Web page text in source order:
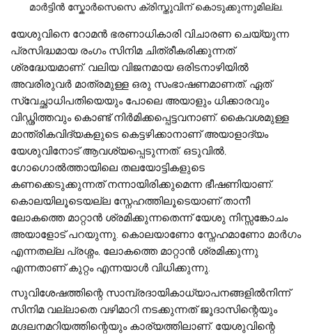
മാർട്ടിൻ സ്കോർസെസെ ക്രിസ്തുവിന് കൊടുക്കുന്നുമില്ല.
യേശുവിനെ റോമന്‍ ഭരണാധികാരി വിചാരണ ചെയ്യുന്ന
പ്രസിദ്ധമായ രംഗം സിനിമ ചിത്രീകരിക്കുന്നത്
ശ്രദ്ധേയമാണ്. വലിയ വിജനമായ ഒരിടനാഴിയില്‍
അവരിരുവര്‍ മാത്രമുള്ള ഒരു സംഭാഷണമാണത്. ഏത്
സ്വേച്ഛാധിപതിയെയും പോലെ അയാളും ധിക്കാരവും
വിഡ്ഢിത്തവും കൊണ്ട് നിര്‍മിക്കപ്പെട്ടവനാണ്. കൈവശമുള്ള
മാന്ത്രികവിദ്യകളുടെ കെട്ടഴിക്കാനാണ് അയാളാദ്യം
യേശുവിനോട് ആവശ്യപ്പെടുന്നത്. ഒടുവില്‍,
ഗോഗൊല്‍ത്തായിലെ തലയോട്ടികളുടെ
കണക്കെടുക്കുന്നത് നന്നായിരിക്കുമെന്ന ഭീഷണിയാണ്.
കൊലയിലൂടെയല്ല സ്നേഹത്തിലൂടെയാണ് താനീ
ലോകത്തെ മാറ്റാന്‍ ശ്രമിക്കുന്നതെന്ന് യേശു നിസ്സങ്കോചം
അയാളോട് പറയുന്നു. കൊലയാണോ സ്നേഹമാണോ മാര്‍ഗം
എന്നതല്ല പ്രശ്നം, ലോകത്തെ മാറ്റാന്‍ ശ്രമിക്കുന്നു
എന്നതാണ് കുറ്റം എന്നയാള്‍ വിധിക്കുന്നു.
സുവിശേഷത്തിന്റെ സാമ്പ്രദായികാധ്യാപനങ്ങളില്‍നിന്ന്
സിനിമ വല്ലാതെ വഴിമാറി നടക്കുന്നത് ജൂദാസിന്റെയും
മഗ്ദലനമറിയത്തിന്റെയും കാര്യത്തിലാണ്. യേശുവിന്റെ